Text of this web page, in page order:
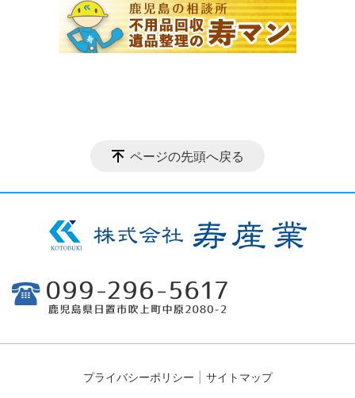
ページの先頭へ戻る
プライバシーポリシー サイトマップ